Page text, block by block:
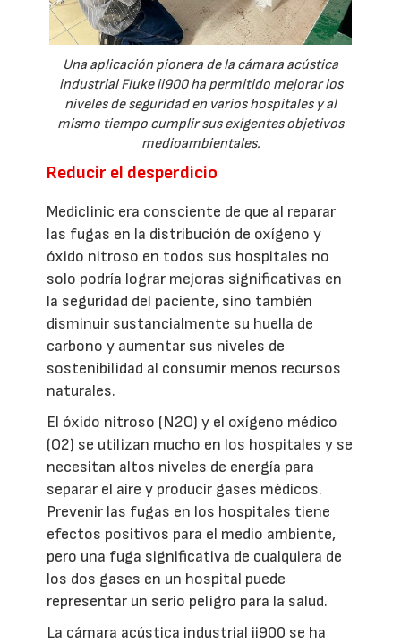
Una aplicación pionera de la cámara acústica
industrial Fluke ii900 ha permitido mejorar los
niveles de seguridad en varios hospitales y al
mismo tiempo cumplir sus exigentes objetivos
medioambientales.
Reducir el desperdicio
Mediclinic era consciente de que al reparar
las fugas en la distribución de oxígeno y
óxido nitroso en todos sus hospitales no
solo podría lograr mejoras significativas en
la seguridad del paciente, sino también
disminuir sustancialmente su huella de
carbono y aumentar sus niveles de
sostenibilidad al consumir menos recursos
naturales.
El óxido nitroso (N2O) y el oxígeno médico
(O2) se utilizan mucho en los hospitales y se
necesitan altos niveles de energía para
separar el aire y producir gases médicos.
Prevenir las fugas en los hospitales tiene
efectos positivos para el medio ambiente,
pero una fuga significativa de cualquiera de
los dos gases en un hospital puede
representar un serio peligro para la salud.
La cámara acústica industrial ii900 se ha